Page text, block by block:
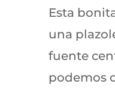
Esta
una
fuente
podemos